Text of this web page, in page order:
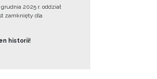
2025 r. oddział
zamknięty dla
historii!